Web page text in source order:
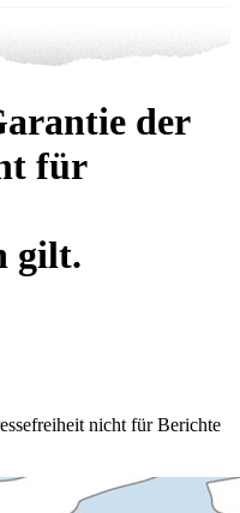
der
für
gilt.
nicht für Berichte